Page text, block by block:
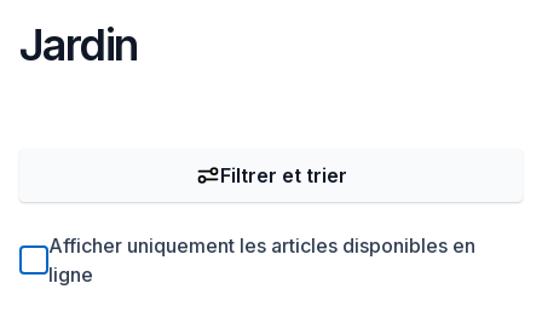
Jardin
Afficher uniquement les articles disponibles en
ligne
Filtrer et trier